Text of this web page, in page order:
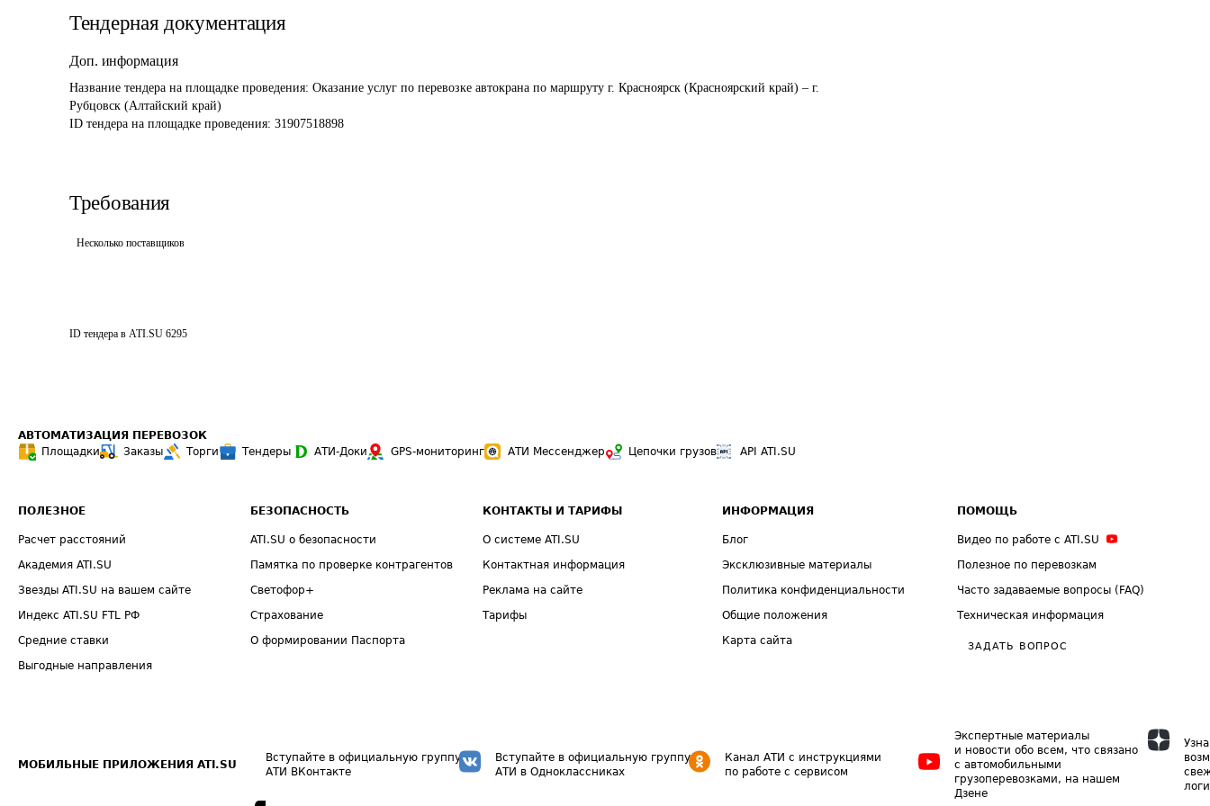
Тендерная документация
Доп. информация
Название тендера на площадке проведения: Оказание услуг по перевозке автокрана по маршруту г. Красноярск (Красноярский край) – г.
Рубцовск (Алтайский край)
ID тендера на площадке проведения: 31907518898
Требования
Несколько поставщиков
ID тендера в ATI.SU 6295
АВТОМАТИЗАЦИЯ ПЕРЕВОЗОК
Площадки
Заказы Торги Тендеры АТИ-Доки GPS-мониторинг АТИ Мессенджер Цепочки грузов API ATI.SU
ПОЛЕЗНОЕ
Расчет расстояний
Академия ATI.SU
Звезды ATI.SU на вашем сайте
Индекс ATI.SU FTL РФ
Средние ставки
Выгодные направления
БЕЗОПАСНОСТЬ
ATI.SU о безопасности
Памятка по проверке контрагентов
Светофор+
Страхование
О формировании Паспорта
КОНТАКТЫ И ТАРИФЫ
О системе ATI.SU
Контактная информация
Реклама на сайте
Тарифы
ИНФОРМАЦИЯ
Блог
Эксклюзивные материалы
Политика конфиденциальности
Общие положения
Карта сайта
ПОМОЩЬ
Видео по работе с ATI.SU
Полезное по перевозкам
Часто задаваемые вопросы (FAQ)
Техническая информация
ЗАДАТЬ ВОПРОС
МОБИЛЬНЫЕ ПРИЛОЖЕНИЯ ATI.SU
Вступайте в официальную группу
АТИ ВКонтакте
Вступайте в официальную группу
АТИ в Одноклассниках
Канал АТИ с инструкциями
по работе с сервисом
Экспертные материалы
и новости обо всем, что связано
с автомобильными
грузоперевозками, на нашем
Дзене